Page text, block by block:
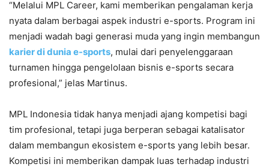
“Melalui MPL Career, kami memberikan pengalaman kerja
nyata dalam berbagai aspek industri e-sports. Program ini
menjadi wadah bagi generasi muda yang ingin membangun
karier di dunia e-sports, mulai dari penyelenggaraan
turnamen hingga pengelolaan bisnis e-sports secara
profesional,” jelas Martinus.
MPL Indonesia tidak hanya menjadi ajang kompetisi bagi
tim profesional, tetapi juga berperan sebagai katalisator
dalam membangun ekosistem e-sports yang lebih besar.
Kompetisi ini memberikan dampak luas terhadap industri